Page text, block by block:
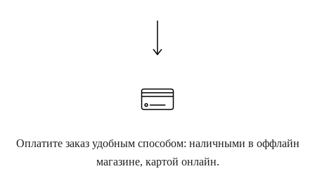
Оплатите заказ удобным способом: наличными в оффлайн
магазине, картой онлайн.